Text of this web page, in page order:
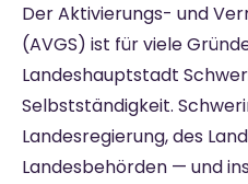
Der Aktivierungs- und
(AVGS) ist für viele
Landeshauptstadt
Selbstständigkeit.
Landesregierung, des
Landesbehörden — und